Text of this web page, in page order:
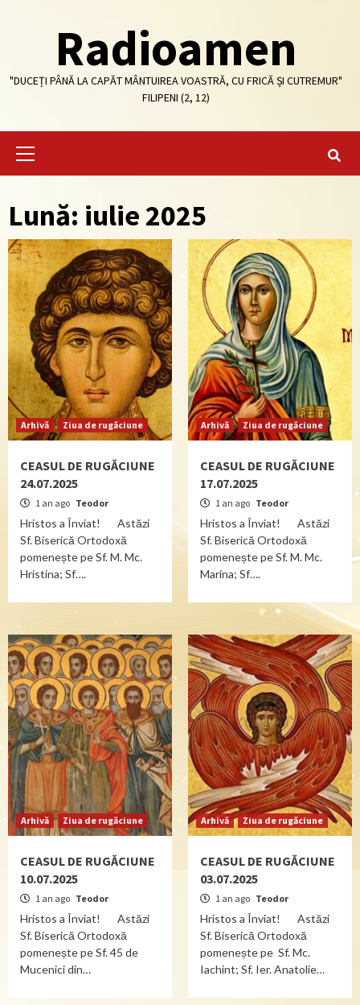
Radioamen
"DUCEȚI PÂNĂ LA CAPĂT MÂNTUIREA VOASTRĂ, CU FRICĂ ȘI CUTREMUR"
FILIPENI (2, 12)
Primary
Lună: iulie 2025
Arhivă Ziua de rugăciune
CEASUL DE RUGĂCIUNE
24.07.2025
1 an ago Teodor
Hristos a Înviat! Astăzi
Sf. Biserică Ortodoxă
pomenește pe Sf. M. Mc.
Hristina; Sf….
Arhivă Ziua de rugăciune
CEASUL DE RUGĂCIUNE
17.07.2025
1 an ago Teodor
Hristos a Înviat! Astăzi
Sf. Biserică Ortodoxă
pomenește pe Sf. M. Mc.
Marina; Sf….
Arhivă Ziua de rugăciune
CEASUL DE RUGĂCIUNE
10.07.2025
1 an ago Teodor
Hristos a Înviat! Astăzi
Sf. Biserică Ortodoxă
pomenește pe Sf. 45 de
Mucenici din…
Arhivă Ziua de rugăciune
CEASUL DE RUGĂCIUNE
03.07.2025
1 an ago Teodor
Hristos a Înviat! Astăzi
Sf. Biserică Ortodoxă
pomenește pe Sf. Mc.
Iachint; Sf. Ier. Anatolie…